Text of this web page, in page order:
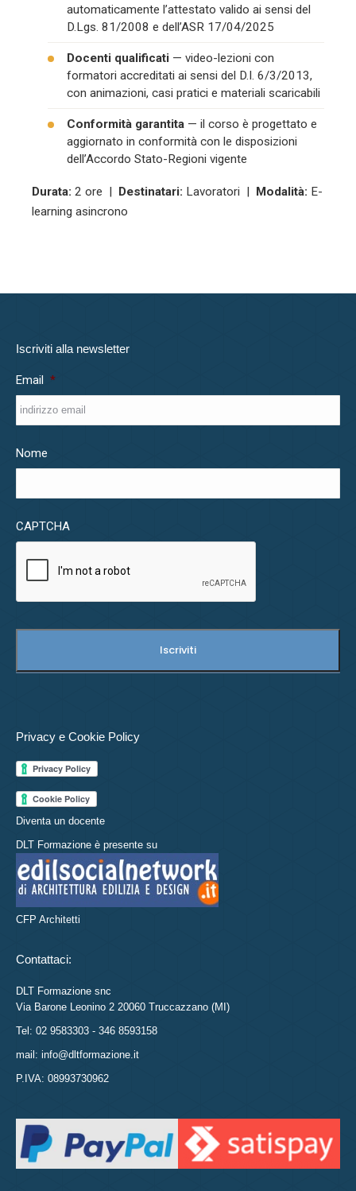
automaticamente l’attestato valido ai sensi del
D.Lgs. 81/2008 e dell’ASR 17/04/2025
Docenti qualificati — video-lezioni con
formatori accreditati ai sensi del D.I. 6/3/2013,
con animazioni, casi pratici e materiali scaricabili
Conformità garantita — il corso è progettato e
aggiornato in conformità con le disposizioni
dell’Accordo Stato-Regioni vigente
Durata: 2 ore | Destinatari: Lavoratori | Modalità: E-
learning asincrono
Iscriviti alla newsletter
Email *
Nome
CAPTCHA
Privacy e Cookie Policy
Diventa un docente
DLT Formazione è presente su
CFP Architetti
Contattaci:
DLT Formazione snc
Via Barone Leonino 2 20060 Truccazzano (MI)
Tel: 02 9583303 - 346 8593158
mail: info@dltformazione.it
P.IVA: 08993730962